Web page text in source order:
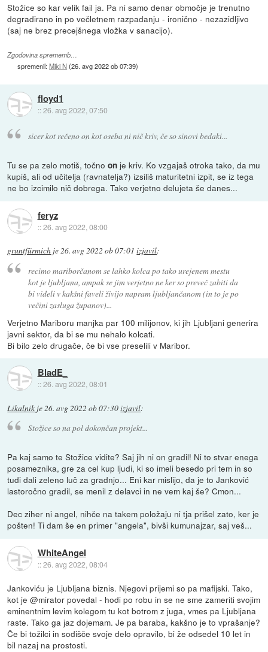
Stožice so kar velik fail ja. Pa ni samo denar območje je trenutno
degradirano in po večletnem razpadanju - ironično - nezazidljivo
(saj ne brez precejšnega vložka v sanacijo).
Zgodovina sprememb…
spremenil:Miki N(26. avg 2022 ob 07:39)
floyd1
::26. avg 2022, 07:50
sicer kot rečeno on kot oseba ni nič kriv, če so sinovi bedaki...
Tu se pa zelo motiš, točnoon je kriv. Ko vzgajaš otroka tako, da mu
kupiš, ali od učitelja (ravnatelja?) izsiliš maturitetni izpit, se iz tega
ne bo izcimilo nič dobrega. Tako verjetno delujeta še danes...
feryz
::26. avg 2022, 08:00
gruntfürmich je26. avg 2022 ob 07:01 izjavil:
recimo mariborčanom se lahko kolca po tako urejenem mestu
kot je ljubljana, ampak se jim verjetno ne ker so preveč zabiti da
bi videli v kakšni faveli živijo napram ljubljančanom (in to je po
večini zasluga županov)...
Verjetno Mariboru manjka par 100 milijonov, ki jih Ljubljani generira
javni sektor, da bi se mu nehalo kolcati.
Bi bilo zelo drugače, če bi vse preselili v Maribor.
BladE_
::26. avg 2022, 08:01
Likalnik je26. avg 2022 ob 07:30izjavil:
Stožice so na pol dokončan projekt...
Pa kaj samo te Stožice vidite? Saj jih ni on gradil! Ni to stvar enega
posameznika, gre za cel kup ljudi, ki so imeli besedo pri tem in so
tudi dali zeleno luč za gradnjo... Eni kar mislijo, da je to Janković
lastoročno gradil, se menil z delavci in ne vem kaj še? Cmon...
Dec ziher ni angel, nihče na takem položaju ni tja prišel zato, ker je
pošten! Ti dam še en primer "angela", bivši kumunajzar, saj veš...
WhiteAngel
::26. avg 2022, 08:04
Jankoviću je Ljubljana biznis. Njegovi prijemi so pa mafijski. Tako,
kot je @mirator povedal - hodi po robu in se ne sme zameriti svojim
eminentnim levim kolegom tu kot botrom z juga, vmes pa Ljubljana
raste. Tako ga jaz dojemam. Je pa baraba, kakšno je to vprašanje?
Če bi tožilci in sodišče svoje delo opravilo, bi že odsedel 10 let in
bil nazaj na prostosti.